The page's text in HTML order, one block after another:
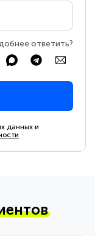
ответить?
данных и